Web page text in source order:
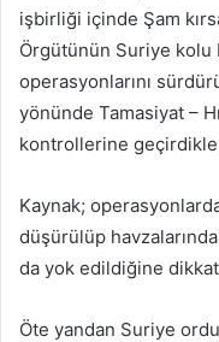
işbirliği içinde Şam
Örgütünün Suriye
operasyonlarını
yönünde Tamasiyat –
kontrollerine
Kaynak;
düşürülüp
da yok edildiğine
Öte yandan Suriye